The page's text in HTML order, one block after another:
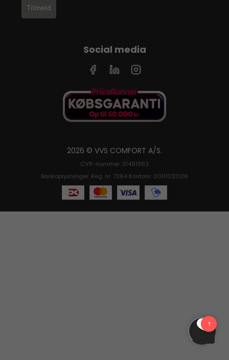
Tilmeld
Social media
2026 © VVS COMFORT A/S.
CVR-nummer: 31491363
Bankoplysninger: Reg. nr. 7264 Kontonr. 0001233126